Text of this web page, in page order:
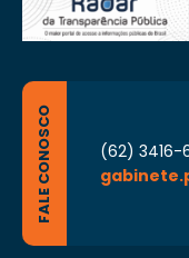
FALE CONOSCO
(62) 3416-